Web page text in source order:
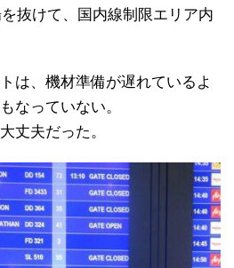
抜けて、国内線制限エリア内
は、機材準備が遅れているよ
なっていない。
丈夫だった。